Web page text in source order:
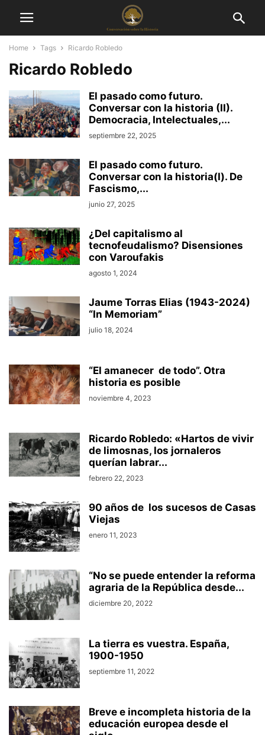
Home Tags Ricardo Robledo
Ricardo Robledo
El pasado como futuro.
Conversar con la historia (II).
Democracia, Intelectuales,...
septiembre 22, 2025
El pasado como futuro.
Conversar con la historia(I). De
Fascismo,...
junio 27, 2025
¿Del capitalismo al
tecnofeudalismo? Disensiones
con Varoufakis
agosto 1, 2024
Jaume Torras Elias (1943-2024)
“In Memoriam”
julio 18, 2024
“El amanecer de todo”. Otra
historia es posible
noviembre 4, 2023
Ricardo Robledo: «Hartos de vivir
de limosnas, los jornaleros
querían labrar...
febrero 22, 2023
90 años de los sucesos de Casas
Viejas
enero 11, 2023
“No se puede entender la reforma
agraria de la República desde...
diciembre 20, 2022
La tierra es vuestra. España,
1900-1950
septiembre 11, 2022
Breve e incompleta historia de la
educación europea desde el